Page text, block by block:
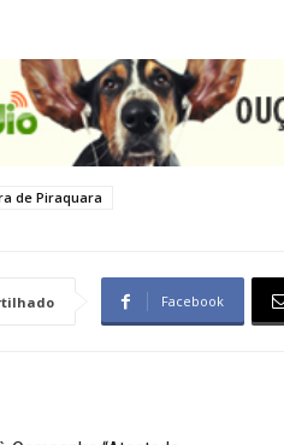
de Piraquara
Facebook